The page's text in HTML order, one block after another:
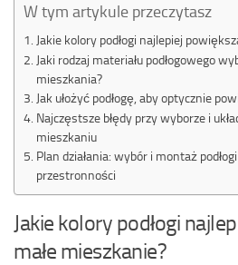
W tym artykule przeczytasz
Jakie kolory podłogi najlepiej
Jaki rodzaj materiału podłogowego
mieszkania?
Jak ułożyć podłogę, aby optycznie
Najczęstsze błędy przy wyborze i
mieszkaniu
Plan działania: wybór i montaż
przestronności
Jakie kolory podłogi
małe mieszkanie?